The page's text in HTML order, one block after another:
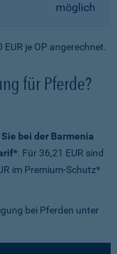
möglich
je OP angerechnet.
für Pferde?
bei der Barmenia
. Für 36,21 EUR sind
im Premium-Schutz*
bei Pferden unter